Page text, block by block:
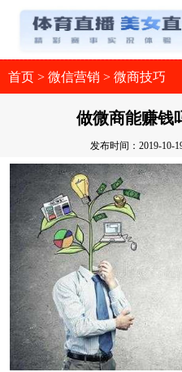
首页 > 微信营销 > 微商技巧
做微商能赚钱
发布时间：2019-10-